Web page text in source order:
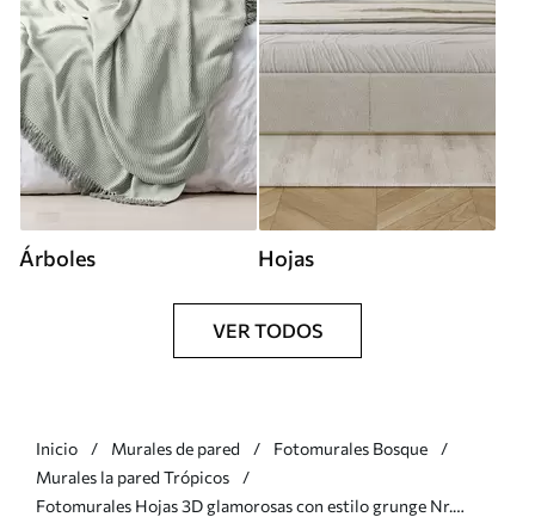
Árboles Hojas
VER TODOS
Inicio Murales de pared
Fotomurales Bosque
Murales la pared Trópicos
Fotomurales Hojas 3D glamorosas con estilo grunge Nr.